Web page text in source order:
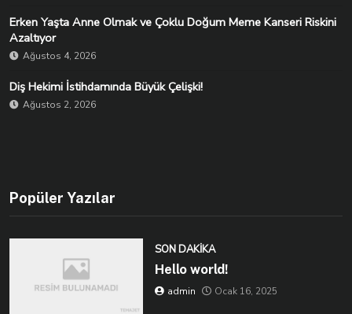
Erken Yaşta Anne Olmak ve Çoklu Doğum Meme Kanseri Riskini
Azaltıyor
Ağustos 4, 2026
Diş Hekimi İstihdamında Büyük Çelişki!
Ağustos 2, 2026
Popüler Yazılar
SON DAKIKA
Hello world!
admin Ocak 16, 2025